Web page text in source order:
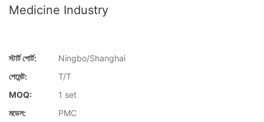
Medicine Industry
স্টার্ট পোর্ট:
Ningbo/Shanghai
পেমেন্ট:
T/T
MOQ:
1 set
মডেল:
PMC